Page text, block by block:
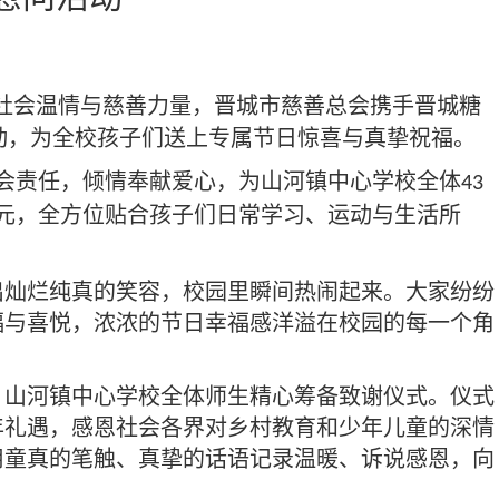
温情与慈善力量，晋城市慈善总会携手晋城糖
为全校孩子们送上专属节日惊喜与真挚祝福。
责任，倾情奉献爱心，为山河镇中心学校全体43
，全方位贴合孩子们日常学习、运动与生活所
烂纯真的笑容，校园里瞬间热闹起来。大家纷纷
喜悦，浓浓的节日幸福感洋溢在校园的每一个角
河镇中心学校全体师生精心筹备致谢仪式。仪式
遇，感恩社会各界对乡村教育和少年儿童的深情
真的笔触、真挚的话语记录温暖、诉说感恩，向